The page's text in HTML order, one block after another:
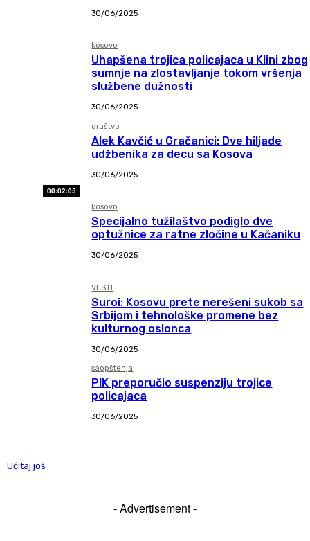
30/06/2025
kosovo
Uhapšena trojica policajaca u Klini zbog
sumnje na zlostavljanje tokom vršenja
službene dužnosti
30/06/2025
00:02:05
društvo
Alek Kavčić u Gračanici: Dve hiljade
udžbenika za decu sa Kosova
30/06/2025
kosovo
Specijalno tužilaštvo podiglo dve
optužnice za ratne zločine u Kačaniku
30/06/2025
VESTI
Suroi: Kosovu prete nerešeni sukob sa
Srbijom i tehnološke promene bez
kulturnog oslonca
30/06/2025
saopštenja
PIK preporučio suspenziju trojice
policajaca
30/06/2025
Učitaj još
- Advertisement -